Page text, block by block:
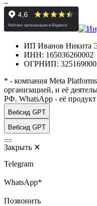
ИП Иванов Никита
ИНН: 165036260002
ОГРНИП:
* - компания Meta
организацией, и её
РФ. WhatsApp - её продукт
Вебсид GPT
Вебсид GPT
Закрыть ✕
Telegram
WhatsApp*
Позвонить